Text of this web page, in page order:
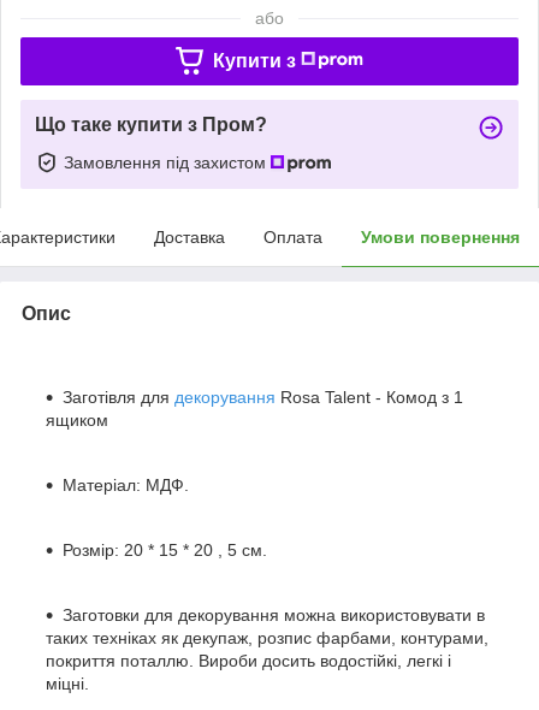
або
Купити з
Що таке купити з Пром?
Замовлення під захистом
Доставка Оплата Умови повернення
Опис
Заготівля для декорування Rosa Talent - Комод з 1
ящиком
Матеріал: МДФ.
Розмір: 20 * 15 * 20 , 5 см.
Заготовки для декорування можна використовувати в
таких техніках як декупаж, розпис фарбами, контурами,
покриття поталлю. Вироби досить водостійкі, легкі і
міцні.